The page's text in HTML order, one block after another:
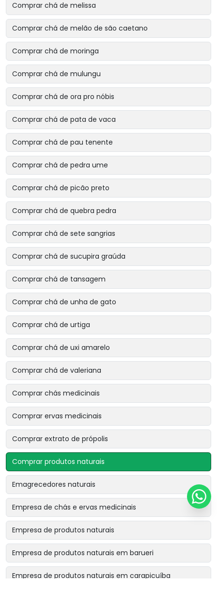
Comprar chá de melissa
Comprar chá de melão de são caetano
Comprar chá de moringa
Comprar chá de mulungu
Comprar chá de ora pro nóbis
Comprar chá de pata de vaca
Comprar chá de pau tenente
Comprar chá de pedra ume
Comprar chá de picão preto
Comprar chá de quebra pedra
Comprar chá de sete sangrias
Comprar chá de sucupira graúda
Comprar chá de tansagem
Comprar chá de unha de gato
Comprar chá de urtiga
Comprar chá de uxi amarelo
Comprar chá de valeriana
Comprar chás medicinais
Comprar ervas medicinais
Comprar extrato de própolis
Comprar produtos naturais
Emagrecedores naturais
Empresa de chás e ervas medicinais
Empresa de produtos naturais
Empresa de produtos naturais em barueri
Empresa de produtos naturais em carapicuíba